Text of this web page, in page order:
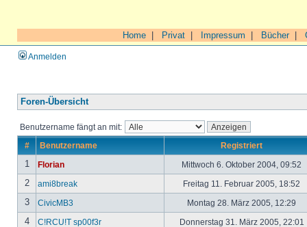
Home Privat Impressum Bücher|
Anmelden
Foren-Übersicht
Benutzername fängt an mit:
# Benutzername Registriert
1 Florian Mittwoch 6. Oktober 2004, 09:52
2 ami8break Freitag 11. Februar 2005, 18:52
3 CivicMB3 Montag 28. März 2005, 12:29
4 C!RCU!T sp00f3r Donnerstag 31. März 2005, 22:01